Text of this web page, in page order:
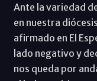
Ante la variedad
en nuestra
afirmado en El
lado negativo y
nos queda por